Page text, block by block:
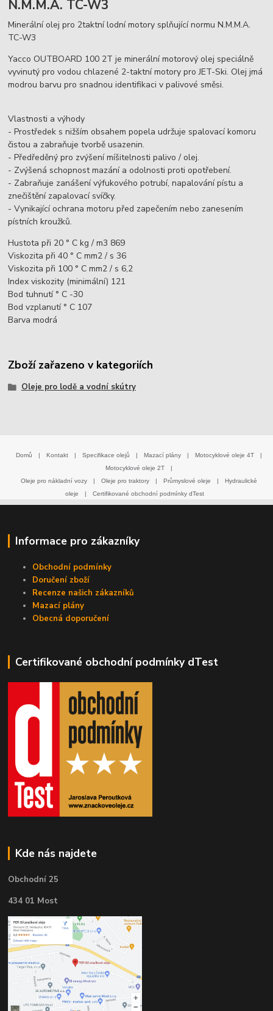
N.M.M.A. TC-W3
Minerální olej pro 2taktní lodní motory splňující normu N.M.M.A.
TC-W3
Yacco OUTBOARD 100 2T je minerální motorový olej speciálně
vyvinutý pro vodou chlazené 2-taktní motory pro JET-Ski. Olej jmá
modrou barvu pro snadnou identifikaci v palivové směsi.
Vlastnosti a výhody
- Prostředek s nižším obsahem popela udržuje spalovací komoru
čistou a zabraňuje tvorbě usazenin.
- Předředěný pro zvýšení míšitelnosti palivo / olej.
- Zvýšená schopnost mazání a odolnosti proti opotřebení.
- Zabraňuje zanášení výfukového potrubí, napalování pístu a
znečištění zapalovací svíčky.
- Vynikající ochrana motoru před zapečením nebo zanesením
pístních kroužků.
Hustota při 20 ° C kg / m3 869
Viskozita při 40 ° C mm2 / s 36
Viskozita při 100 ° C mm2 / s 6,2
Index viskozity (minimální) 121
Bod tuhnutí ° C -30
Bod vzplanutí ° C 107
Barva modrá
Zboží zařazeno v kategoriích
Oleje pro lodě a vodní skútry
Domů | Kontakt | Specifikace olejů | Mazací plány | Motocyklové oleje 4T
|
Motocyklové oleje 2T
|
Oleje pro nákladní vozy
| Oleje pro traktory | Průmyslové oleje |
Hydraulické
oleje
| Certifikované obchodní podmínky dTest
Informace pro zákazníky
Obchodní podmínky
Doručení zboží
Recenze našich zákazníků
Mazací plány
Obecná doporučení
Certifikované obchodní podmínky dTest
Kde nás najdete
Obchodní 25
434 01 Most